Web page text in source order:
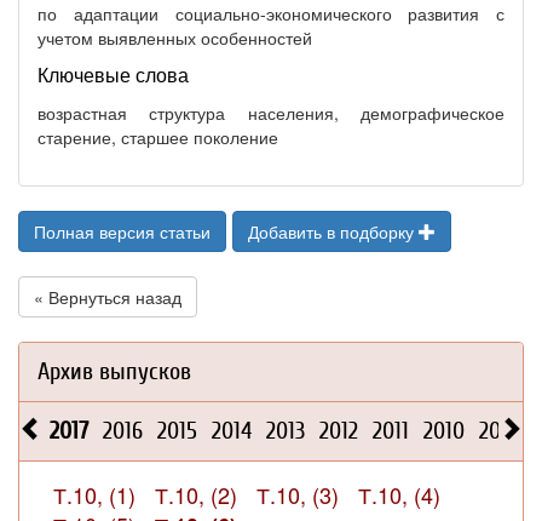
по адаптации социально-экономического развития с
учетом выявленных особенностей
Ключевые слова
возрастная структура населения, демографическое
старение, старшее поколение
Полная версия статьи Добавить в подборку
« Вернуться назад
Архив выпусков
2017 2016 2015 2014 2013 2012 2011 2010 2009
Т.10, (1) Т.10, (2) Т.10, (3)
Т.10, (4)